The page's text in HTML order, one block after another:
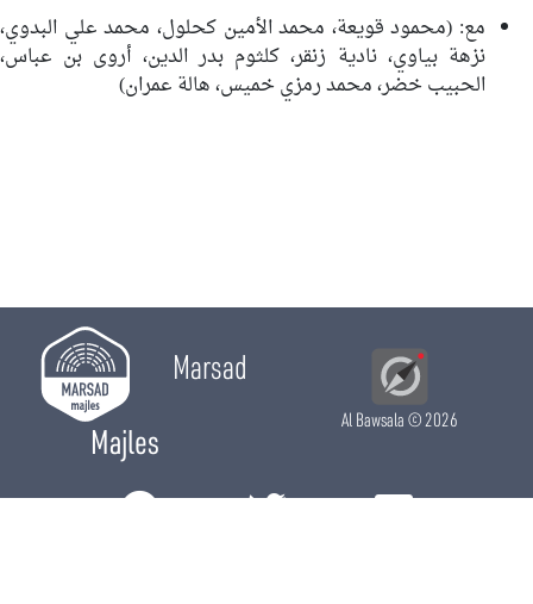
مع: (محمود قويعة، محمد الأمين كحلول، محمد علي البدوي،
نزهة بياوي، نادية زنقر، كلثوم بدر الدين، أروى بن عباس،
الحبيب خضر،محمد رمزي خميس،هالة عمران)
Marsad
Majles
Al Bawsala© 2026